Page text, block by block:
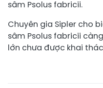
sâm Psolus fabricii.
Chuyên gia Sipler cho
sâm Psolus fabricii
lớn chưa được khai